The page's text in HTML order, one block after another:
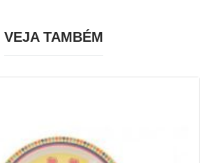
VEJA TAMBÉM